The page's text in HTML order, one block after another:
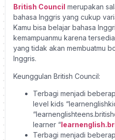
British Council merupakan
bahasa Inggris yang cukup
Kamu bisa belajar bahasa
kemampuanmu karena
yang tidak akan membuatmu
Inggris.
Keunggulan British Council:
Terbagi menjadi
level kids
learner “
Terbagi menjadi